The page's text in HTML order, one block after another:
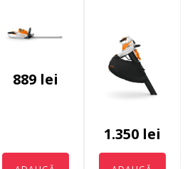
889 lei
1.350 lei